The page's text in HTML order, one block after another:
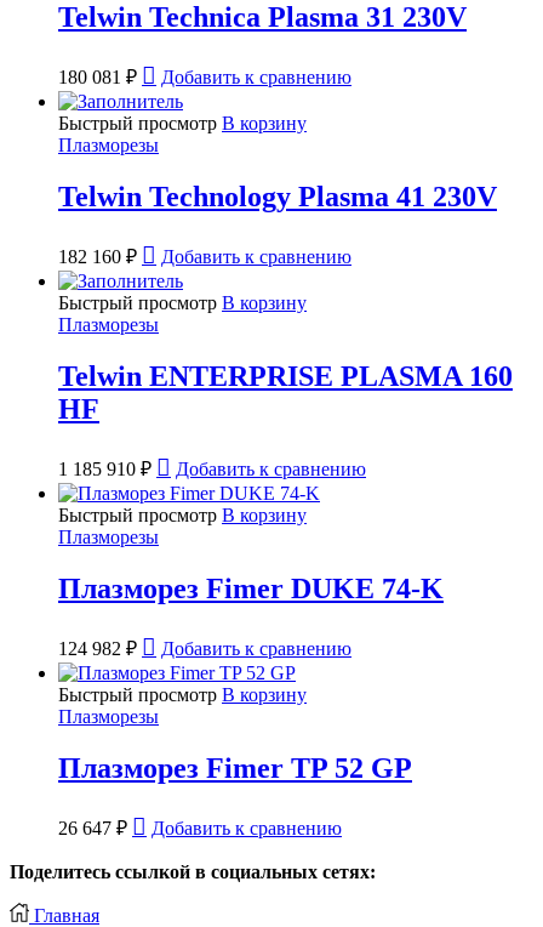
Telwin Technica Plasma 31 230V
180 081 ₽ Добавить к сравнению
Быстрый просмотр В корзину
Плазморезы
Telwin Technology Plasma 41 230V
182 160 ₽ Добавить к сравнению
Быстрый просмотр В корзину
Плазморезы
Telwin ENTERPRISE PLASMA 160
HF
1 185 910 ₽ Добавить к сравнению
Быстрый просмотр В корзину
Плазморезы
Плазморез Fimer DUKE 74-K
124 982 ₽ Добавить к сравнению
Быстрый просмотр В корзину
Плазморезы
Плазморез Fimer TP 52 GP
26 647 ₽ Добавить к сравнению
Поделитесь ссылкой в социальных сетях:
Главная